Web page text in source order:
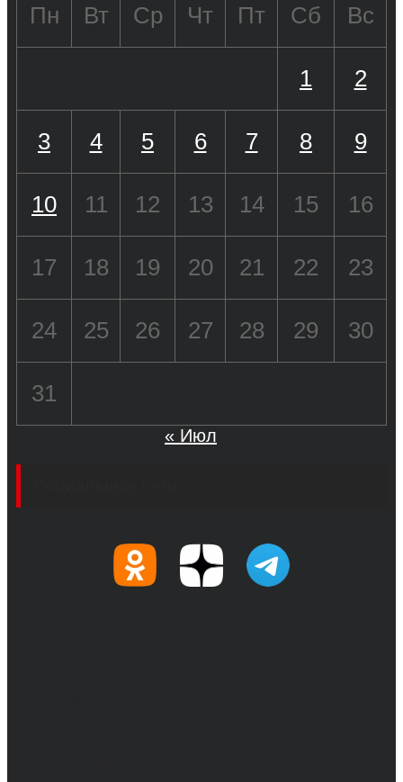
Пн Вт Ср Чт Пт Сб Вс
1 2
3 4 5 6 7 8 9
10 11 12 13 14 15 16
17 18 19 20 21 22 23
24 25 26 27 28 29 30
31
« Июл